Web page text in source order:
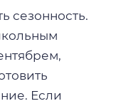
сезонность.
Если